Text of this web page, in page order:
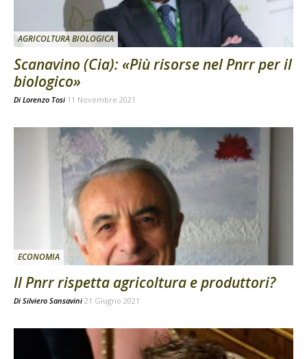
AGRICOLTURA BIOLOGICA
Scanavino (Cia): «Più risorse nel Pnrr per il
biologico»
Di Lorenzo Tosi 11 Novembre 2021
ECONOMIA
Il Pnrr rispetta agricoltura e produttori?
Di Silviero Sansavini 21 Giugno 2021